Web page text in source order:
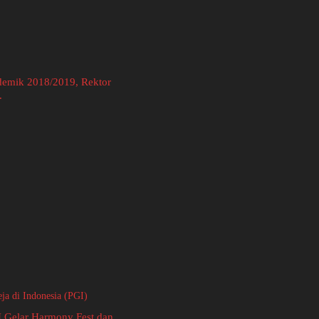
2018/2019, Rektor